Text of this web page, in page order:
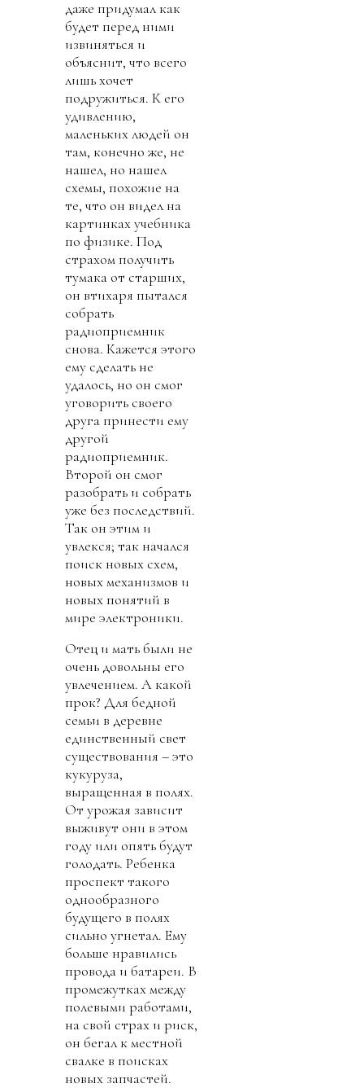
даже придумал как
будет перед ними
извиняться и
объяснит, что всего
лишь хочет
подружиться. К его
удивлению,
маленьких людей он
там, конечно же, не
нашел, но нашел
схемы, похожие на
те, что он видел на
картинках учебника
по физике. Под
страхом получить
тумака от старших,
он втихаря пытался
собрать
радиоприемник
снова. Кажется этого
ему сделать не
удалось, но он смог
уговорить своего
друга принести ему
другой
радиоприемник.
Второй он смог
разобрать и собрать
уже без последствий.
Так он этим и
увлекся; так начался
поиск новых схем,
новых механизмов и
новых понятий в
мире электроники.
Отец и мать были не
очень довольны его
увлечением. А какой
прок? Для бедной
семьи в деревне
единственный свет
существования – это
кукуруза,
выращенная в полях.
От урожая зависит
выживут они в этом
году или опять будут
голодать. Ребенка
проспект такого
однообразного
будущего в полях
сильно угнетал. Ему
больше нравились
провода и батареи. В
промежутках между
полевыми работами,
на свой страх и риск,
он бегал к местной
свалке в поисках
новых запчастей.